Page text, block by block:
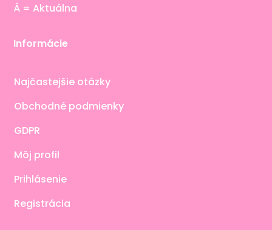
Á = Aktuálna
Informácie
Najčastejšie otázky
Obchodné podmienky
GDPR
Môj profil
Prihlásenie
Registrácia